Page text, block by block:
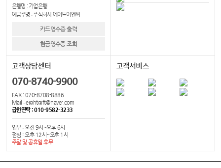
은행명 : 기업은행
예금주명 : 주식회사 에이트이엔씨
카드영수증 출력
현금영수증 조회
고객상담센터
070-8740-9900
FAX : 070-8708-8886
Mail : eightgift@naver.com
급한연락 : 010-9582-3233
업무 : 오전 9시~오후 6시
점심 : 오후 12시~오후 1시
주말 및 공휴일 휴무
고객서비스